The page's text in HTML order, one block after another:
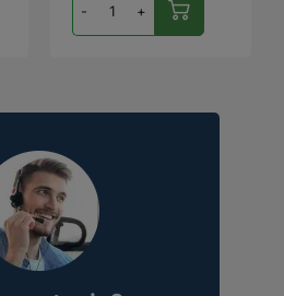
- +